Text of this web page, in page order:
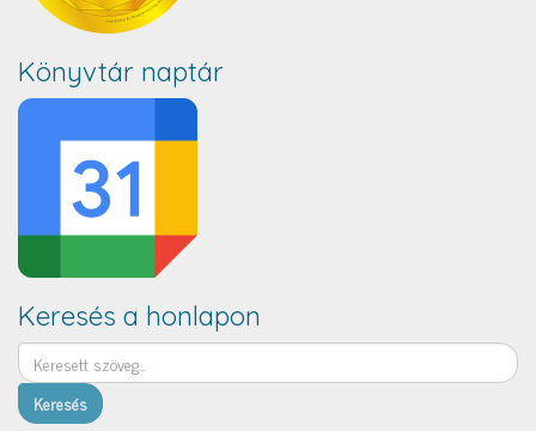
Könyvtár naptár
Keresés a honlapon
Keresés